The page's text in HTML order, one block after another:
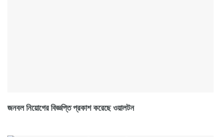
জনবল নিয়োগের বিজ্ঞপ্তি প্রকাশ করেছে ওয়ালটন